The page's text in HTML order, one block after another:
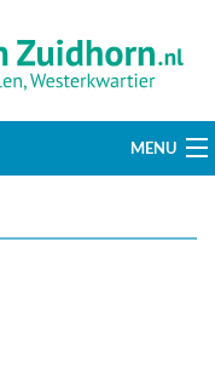
MENU